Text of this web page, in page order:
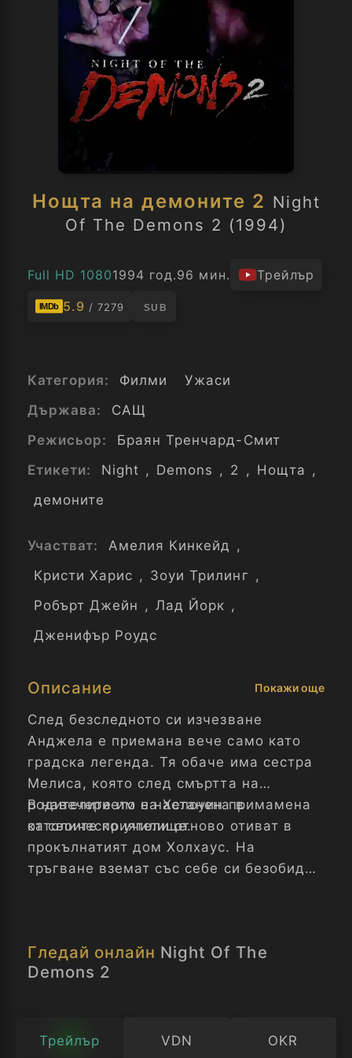
Нощта на демоните 2 Night
Of The Demons 2 (1994)
Full HD 10801994 год.96 мин. Трейлър
IMDb 5.9 / 7279 SUB
Категория: Филми
Ужаси
Държава:
САЩ
Режисьор:
Браян Тренчард-Смит
Етикети:
Night , Demons , 2 , Нощта ,
демоните
Участват: Амелия Кинкейд ,
Кристи Харис , Зоуи Трилинг ,
Робърт Джейн , Лад Йорк ,
Дженифър Роудс
Описание Покажи още
След безследното си изчезване
Анджела е приемана вече само като
градска легенда. Тя обаче има сестра
Мелиса, която след смъртта на
родителите им е настанена в
католическо училище.
В навечерието на Хелоуин примамена
от своите приятели отново отиват в
прокълнатият дом Холхаус. На
тръгване вземат със себе си безобиден
Гледай онлайн Night Of The
Demons 2
Трейлър VDN OKR